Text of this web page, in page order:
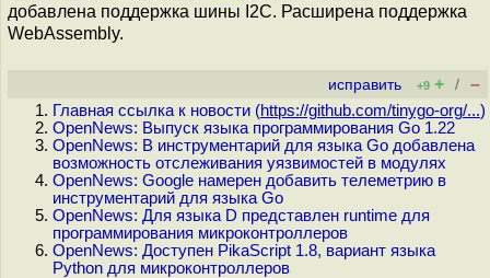
добавлена поддержка шины I2C. Расширена поддержка
WebAssembly.
исправить +9 + / –
Главная ссылка к новости (https://github.com/tinygo-org/...)
OpenNews: Выпуск языка программирования Go 1.22
OpenNews: В инструментарий для языка Go добавлена
возможность отслеживания уязвимостей в модулях
OpenNews: Google намерен добавить телеметрию в
инструментарий для языка Go
OpenNews: Для языка D представлен runtime для
программирования микроконтроллеров
OpenNews: Доступен PikaScript 1.8, вариант языка
Python для микроконтроллеров